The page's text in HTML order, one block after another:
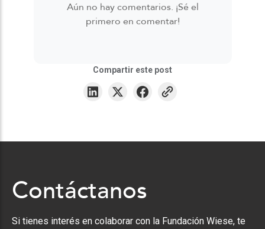
Aún no hay comentarios. ¡Sé el
primero en comentar!
Compartir este post
Contáctanos
Si tienes interés en colaborar con la Fundación Wiese, te